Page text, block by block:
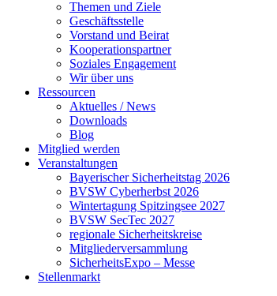
Themen und Ziele
Geschäftsstelle
Vorstand und Beirat
Kooperationspartner
Soziales Engagement
Wir über uns
Ressourcen
Aktuelles / News
Downloads
Blog
Mitglied werden
Veranstaltungen
Bayerischer Sicherheitstag 2026
BVSW Cyberherbst 2026
Wintertagung Spitzingsee 2027
BVSW SecTec 2027
regionale Sicherheitskreise
Mitgliederversammlung
SicherheitsExpo – Messe
Stellenmarkt